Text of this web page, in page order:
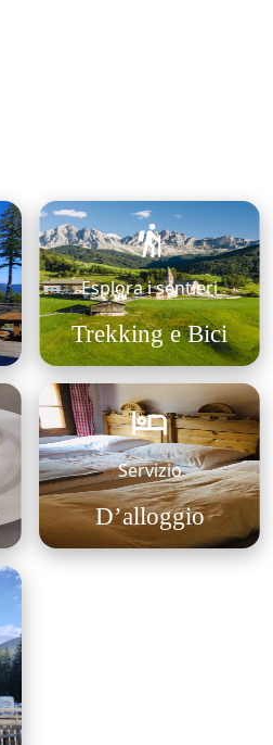
Esplora i sentieri
Trekking e Bici
Servizio
D’alloggio